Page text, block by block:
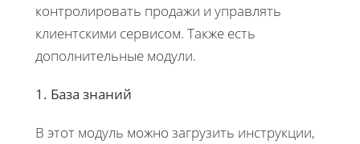
контролировать продажи и управлять
клиентскими сервисом. Также есть
дополнительные модули.
1. База знаний
В этот модуль можно загрузить инструкции,